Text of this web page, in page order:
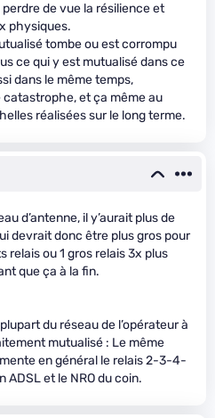
de vue la résilience et
physiques.
tombe ou est corrompu
ce qui y est mutualisé dans ce
dans le même temps,
catastrophe, et ça même au
réalisées sur le long terme.
d’antenne, il y’aurait plus de
devrait donc être plus gros pour
relais ou 1 gros relais 3x plus
que ça à la fin.
du réseau de l’opérateur à
mutualisé : Le même
en général le relais 2-3-4-
ADSL et le NRO du coin.